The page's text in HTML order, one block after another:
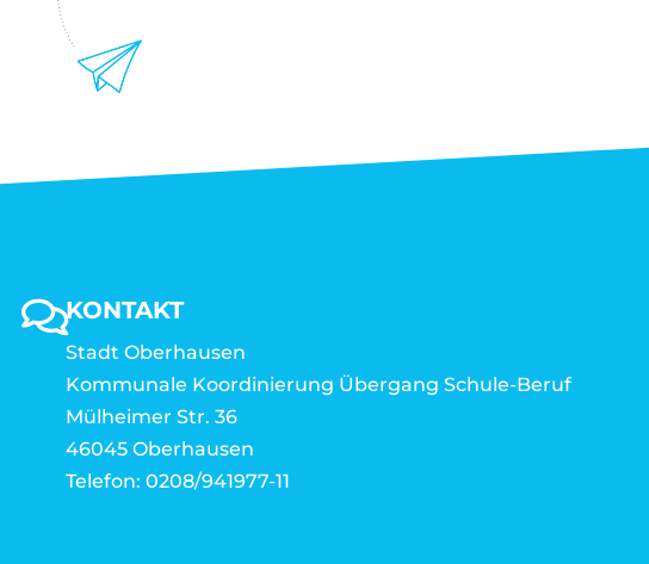
KONTAKT
Stadt Oberhausen
Kommunale Koordinierung Übergang Schule-Beruf
Mülheimer Str. 36
46045 Oberhausen
Telefon: 0208/941977-11